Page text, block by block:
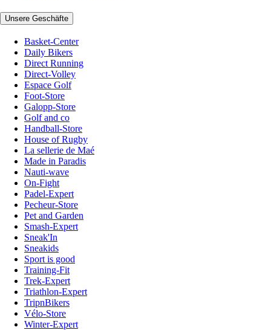
Unsere Geschäfte
Basket-Center
Daily Bikers
Direct Running
Direct-Volley
Espace Golf
Foot-Store
Galopp-Store
Golf and co
Handball-Store
House of Rugby
La sellerie de Maé
Made in Paradis
Nauti-wave
On-Fight
Padel-Expert
Pecheur-Store
Pet and Garden
Smash-Expert
Sneak'In
Sneakids
Sport is good
Training-Fit
Trek-Expert
Triathlon-Expert
TripnBikers
Vélo-Store
Winter-Expert